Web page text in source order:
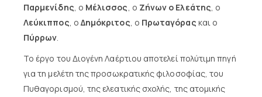
Παρμενίδης , ο Μέλισσος , ο Ζήνων ο Ελεάτης , ο
Λεύκιππος , ο Δημόκριτος , ο Πρωταγόρας και ο
Πύρρων
Το έργο του Διογένη Λαέρτιου αποτελεί πολύτιμη πηγή
για τη μελέτη της προσωκρατικής φιλοσοφίας, του
Πυθαγορισμού, της ελεατικής σχολής, της ατομικής